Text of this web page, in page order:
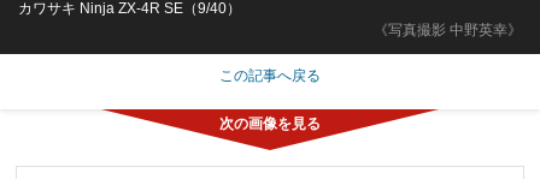
《写真撮影 中野英幸》
カワサキ Ninja ZX-4R SE（9/40）
この記事へ戻る